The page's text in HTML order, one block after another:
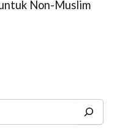
Non-Muslim